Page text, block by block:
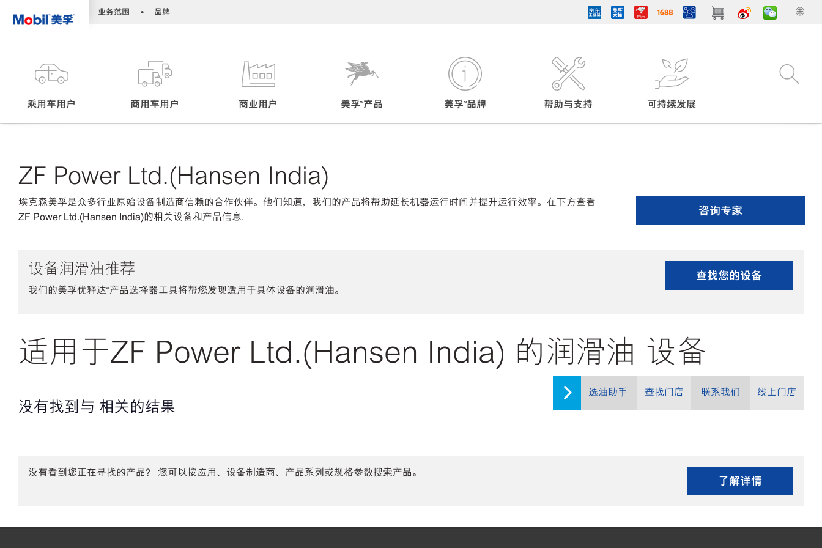
业务范围 • 品牌
乘用车用户 商用车用户 商业用户 美孚™产品 美孚™品牌 帮助与支持 可持续发展
选油助手 查找门店 联系我们 线上门店
ZF Power Ltd.(Hansen India)
埃克森美孚是众多行业原始设备制造商信赖的合作伙伴。他们知道，我们的产品将帮助延长机器运行时间并提升运行效率。在下方查看
ZF Power Ltd.(Hansen India)的相关设备和产品信息.
咨询专家
设备润滑油推荐
我们的美孚优释达℠产品选择器工具将帮您发现适用于具体设备的润滑油。
查找您的设备
适用于ZF Power Ltd.(Hansen India) 的润滑油 设备
没有找到与 相关的结果
没有看到您正在寻找的产品？ 您可以按应用、设备制造商、产品系列或规格参数搜索产品。
了解详情